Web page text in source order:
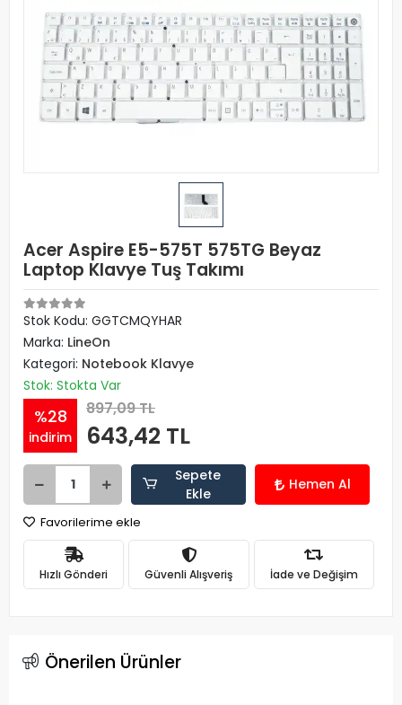
Acer Aspire E5-575T 575TG Beyaz
Laptop Klavye Tuş Takımı
Stok Kodu: GGTCMQYHAR
Marka: LineOn
Kategori: Notebook Klavye
Stok: Stokta Var
%28
indirim
897,09 TL
643,42 TL
Sepete
Ekle
Hemen Al
Favorilerime ekle
Hızlı Gönderi Güvenli Alışveriş İade ve Değişim
Önerilen Ürünler